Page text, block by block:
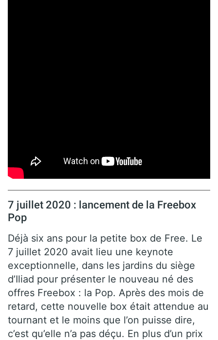
7 juillet 2020 : lancement de la Freebox
Pop
Déjà six ans pour la petite box de Free. Le
7 juillet 2020 avait lieu une keynote
exceptionnelle, dans les jardins du siège
d’Iliad pour présenter le nouveau né des
offres Freebox : la Pop. Après des mois de
retard, cette nouvelle box était attendue au
tournant et le moins que l’on puisse dire,
c’est qu’elle n’a pas déçu. En plus d’un prix